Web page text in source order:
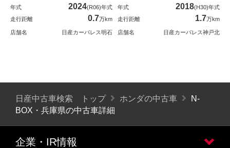
年式 2024(R06)年式
走行距離
0.7万km
店舗名 日産カーパレス明石
年式 2018(H30)年式
走行距離
1.7万km
店舗名 日産カーパレス神戸北
日産中古車検索 トップ ホンダの中古車
N-
BOX・兵庫県の中古車詳細
企業・IR情報